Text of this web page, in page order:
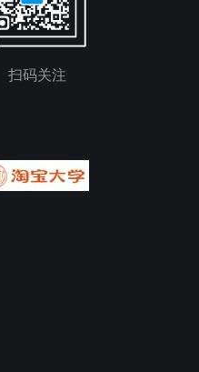
扫码关注